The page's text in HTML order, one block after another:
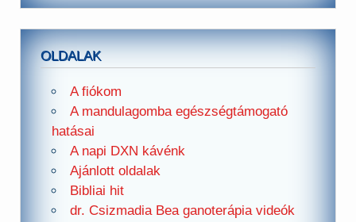
OLDALAK
A fiókom
A mandulagomba egészségtámogató
hatásai
A napi DXN kávénk
Ajánlott oldalak
Bibliai hit
dr. Csizmadia Bea ganoterápia videók